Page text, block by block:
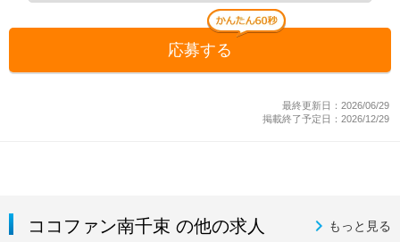
応募する
最終更新日：2026/06/29
掲載終了予定日：2026/12/29
ココファン南千束 の他の求人 もっと見る